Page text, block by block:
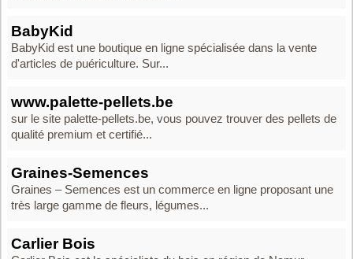
BabyKid
BabyKid est une boutique en ligne spécialisée dans la vente
d'articles de puériculture. Sur...
www.palette-pellets.be
sur le site palette-pellets.be, vous pouvez trouver des pellets de
qualité premium et certifié...
Graines-Semences
Graines – Semences est un commerce en ligne proposant une
très large gamme de fleurs, légumes...
Carlier Bois